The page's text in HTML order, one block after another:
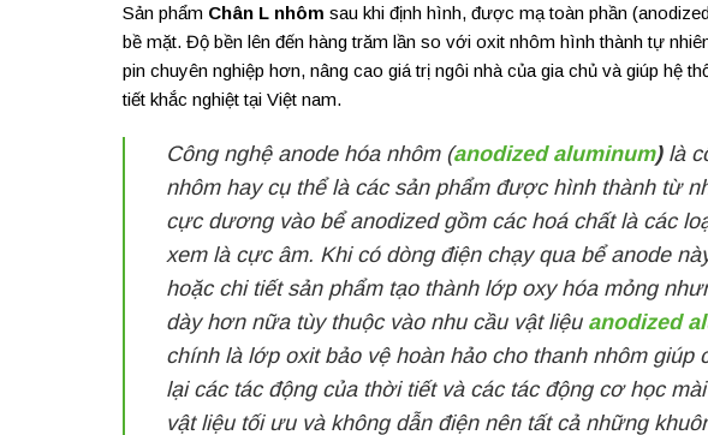
Sản phẩm Chân L nhôm sau khi định hình, được mạ toàn phần
bề mặt. Độ bền lên đến hàng trăm lần so với oxit nhôm hình thành tự
pin chuyên nghiệp hơn, nâng cao giá trị ngôi nhà của gia chủ và giúp hệ
tiết khắc nghiệt tại Việt nam.
Công nghệ anode hóa nhôm (anodized aluminum)là
nhôm hay cụ thể là các sản phẩm được hình thành từ
cực dương vào bể anodized gồm các hoá chất là các
xem là cực âm. Khi có dòng điện chạy qua bể anode
hoặc chi tiết sản phẩm tạo thành lớp oxy hóa mỏng
dày hơn nữa tùy thuộc vào nhu cầu vật liệu anodized
chính là lớp oxit bảo vệ hoàn hảo cho thanh nhôm giúp
lại các tác động của thời tiết và các tác động cơ học
vật liệu tối ưu và không dẫn điện nên tất cả những